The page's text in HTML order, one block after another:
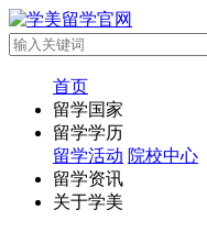
首页
留学国家
留学学历
留学活动 院校中心
留学资讯
关于学美